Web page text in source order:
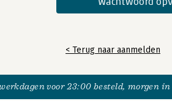
< Terug naar aanmelden
voor 23:00 besteld, morgen